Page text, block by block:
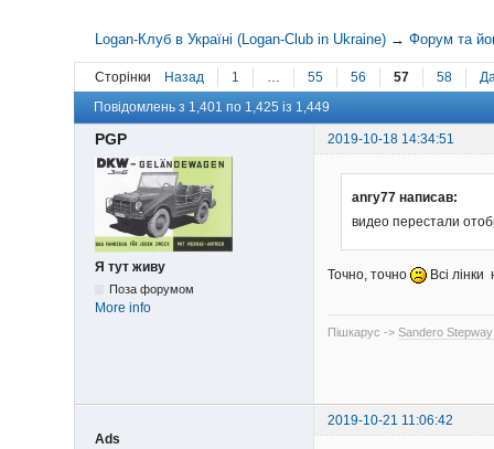
Logan-Клуб в Україні (Logan-Club in Ukraine) → Форум та
Сторінки Назад 1 … 55 56 57 58
Повідомлень з 1,401 по 1,425 із 1,449
PGP 2019-10-18 14:34:51
Я тут живу
Поза форумом
More info
anry77 написав:
видео перестали
Точно, точно Всі
Пішкарус ->Sandero
2019-10-21 11:06:42
Ads